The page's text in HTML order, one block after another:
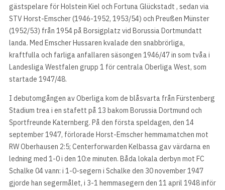
gästspelare för Holstein Kiel och Fortuna Glückstadt , sedan via
STV Horst-Emscher (1946-1952, 1953/54) och Preußen Münster
(1952/53) från 1954 på Borsigplatz vid Borussia Dortmundatt
landa. Med Emscher Hussaren kvalade den snabbrörliga,
kraftfulla och farliga anfallaren säsongen 1946/47 in som tvåa i
Landesliga Westfalen grupp 1 för centrala Oberliga West, som
startade 1947/48.
I debutomgången av Oberliga kom de blåsvarta från Fürstenberg
Stadium trea i en stafett på 13 bakom Borussia Dortmund och
Sportfreunde Katernberg. På den första speldagen, den 14
september 1947, förlorade Horst-Emscher hemmamatchen mot
RW Oberhausen 2:5; Centerforwarden Kelbassa gav värdarna en
ledning med 1-0 i den 10:e minuten. Båda lokala derbyn mot FC
Schalke 04 vann: i 1-0-segern i Schalke den 30 november 1947
gjorde han segermålet, i 3-1 hemmasegern den 11 april 1948 inför